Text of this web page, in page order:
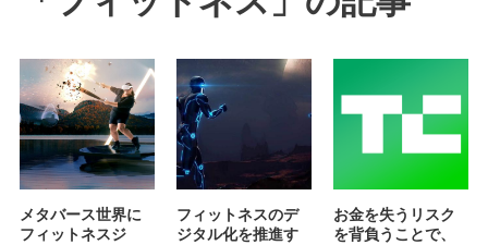
メタバース世界に
フィットネスジ
フィットネスのデ
ジタル化を推進す
お金を失うリスク
を背負うことで、